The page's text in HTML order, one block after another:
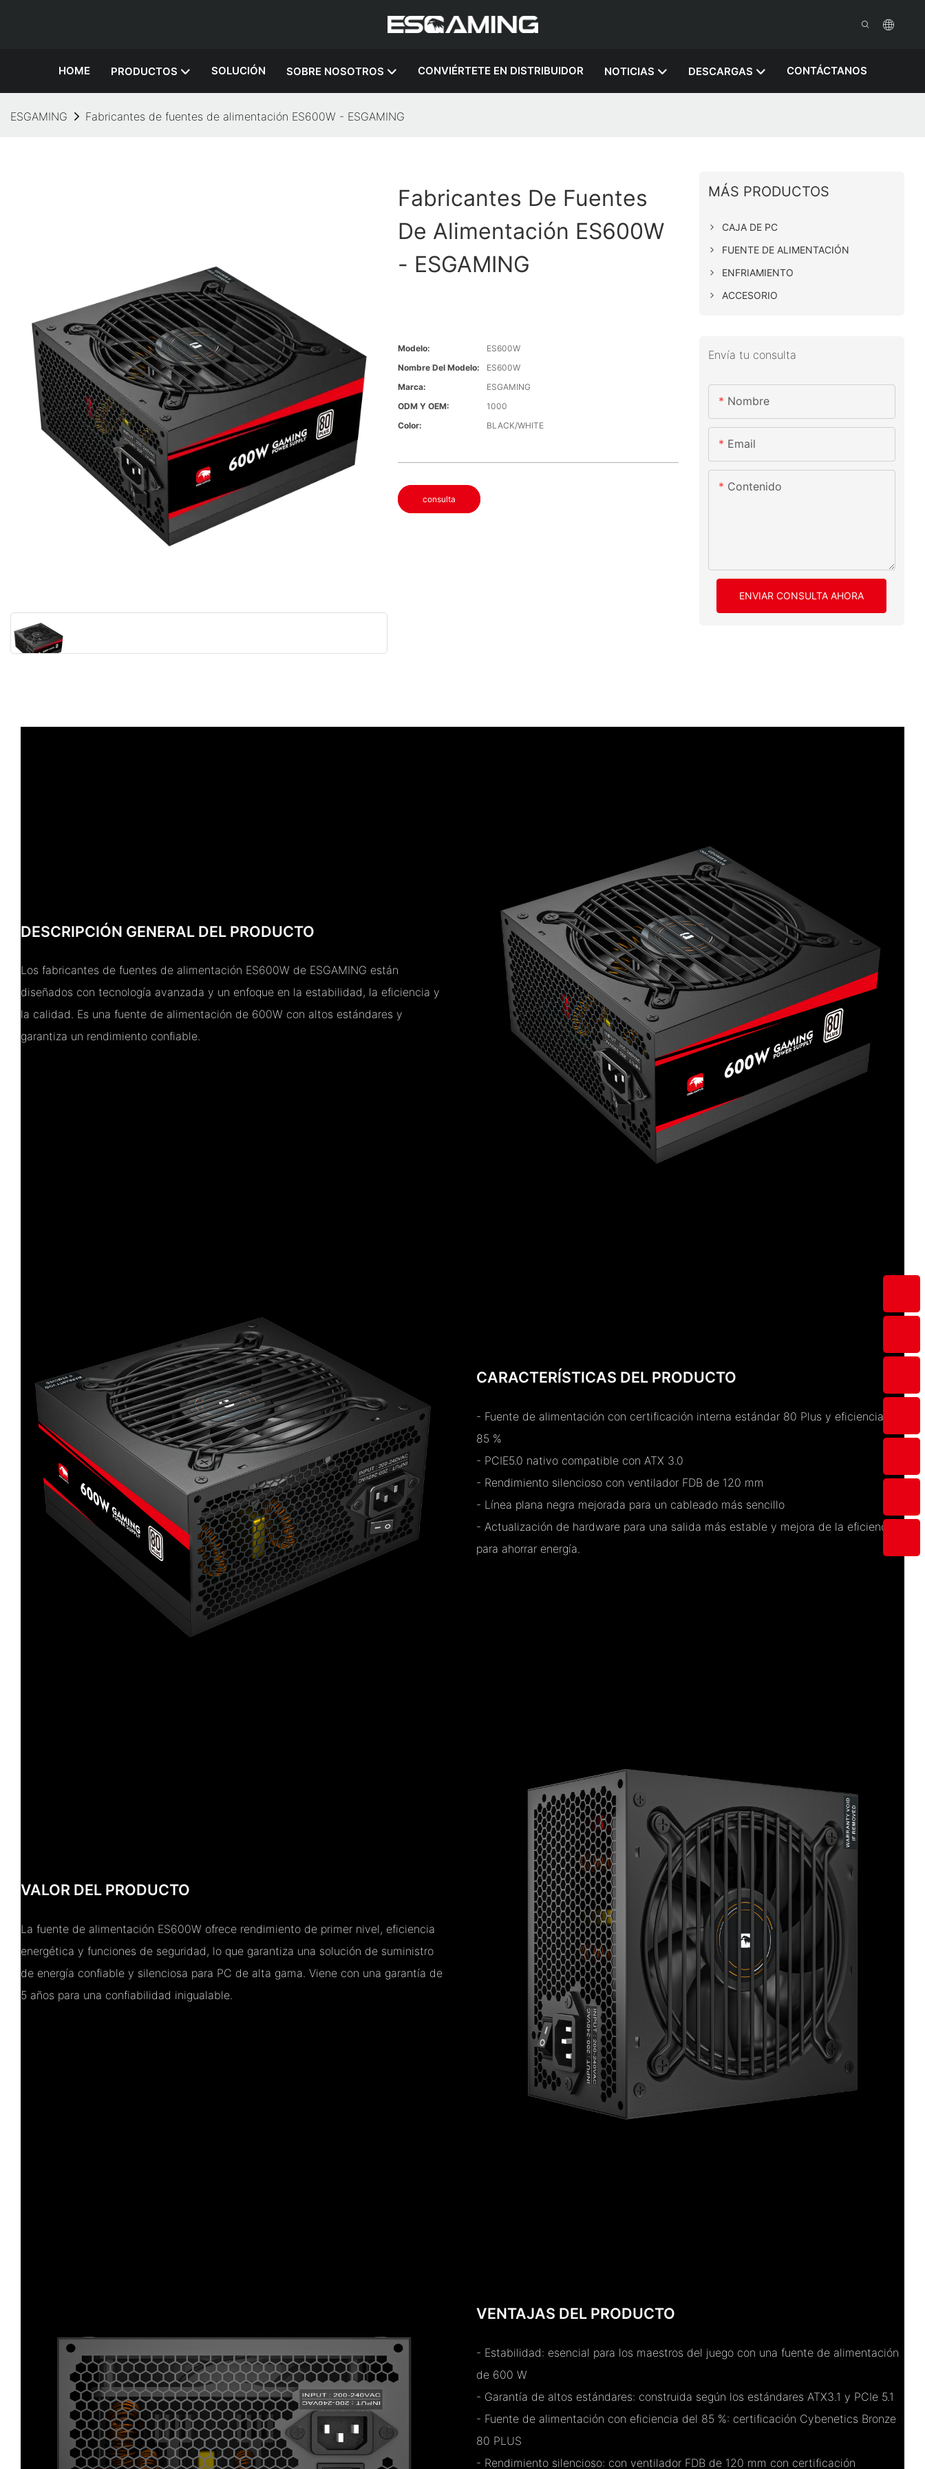
HOME PRODUCTOS SOLUCIÓN SOBRE NOSOTROS CONVIÉRTETE EN DISTRIBUIDOR NOTICIAS DESCARGAS CONTÁCTANOS
ESGAMING Fabricantes de fuentes de alimentación ES600W - ESGAMING
Fabricantes De Fuentes
De Alimentación ES600W
- ESGAMING
Modelo:
ES600W
Nombre Del Modelo:
ES600W
Marca:
ESGAMING
ODM Y OEM:
1000
Color:
BLACK/WHITE
consulta
MÁS PRODUCTOS
CAJA DE PC
FUENTE DE ALIMENTACIÓN
ENFRIAMIENTO
ACCESORIO
Envía tu consulta
Nombre
Email
Contenido
ENVIAR CONSULTA AHORA
DESCRIPCIÓN GENERAL DEL PRODUCTO
Los fabricantes de fuentes de alimentación ES600W de ESGAMING están
diseñados con tecnología avanzada y un enfoque en la estabilidad, la eficiencia y
la calidad. Es una fuente de alimentación de 600W con altos estándares y
garantiza un rendimiento confiable.
CARACTERÍSTICAS DEL PRODUCTO
- Fuente de alimentación con certificación interna estándar 80 Plus y eficiencia del
85 %
- PCIE5.0 nativo compatible con ATX 3.0
- Rendimiento silencioso con ventilador FDB de 120 mm
- Línea plana negra mejorada para un cableado más sencillo
- Actualización de hardware para una salida más estable y mejora de la eficiencia
para ahorrar energía.
VALOR DEL PRODUCTO
La fuente de alimentación ES600W ofrece rendimiento de primer nivel, eficiencia
energética y funciones de seguridad, lo que garantiza una solución de suministro
de energía confiable y silenciosa para PC de alta gama. Viene con una garantía de
5 años para una confiabilidad inigualable.
VENTAJAS DEL PRODUCTO
- Estabilidad: esencial para los maestros del juego con una fuente de alimentación
de 600 W
- Garantía de altos estándares: construida según los estándares ATX3.1 y PCIe 5.1
- Fuente de alimentación con eficiencia del 85 %: certificación Cybenetics Bronze
80 PLUS
- Rendimiento silencioso: con ventilador FDB de 120 mm con certificación